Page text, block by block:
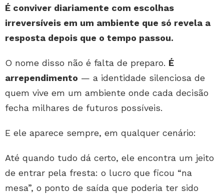
É conviver diariamente com escolhas
irreversíveis em um ambiente que só revela a
resposta depois que o tempo passou.
O nome disso não é falta de preparo. É
arrependimento — a identidade silenciosa de
quem vive em um ambiente onde cada decisão
fecha milhares de futuros possíveis.
E ele aparece sempre, em qualquer cenário:
Até quando tudo dá certo, ele encontra um jeito
de entrar pela fresta: o lucro que ficou “na
mesa”, o ponto de saída que poderia ter sido